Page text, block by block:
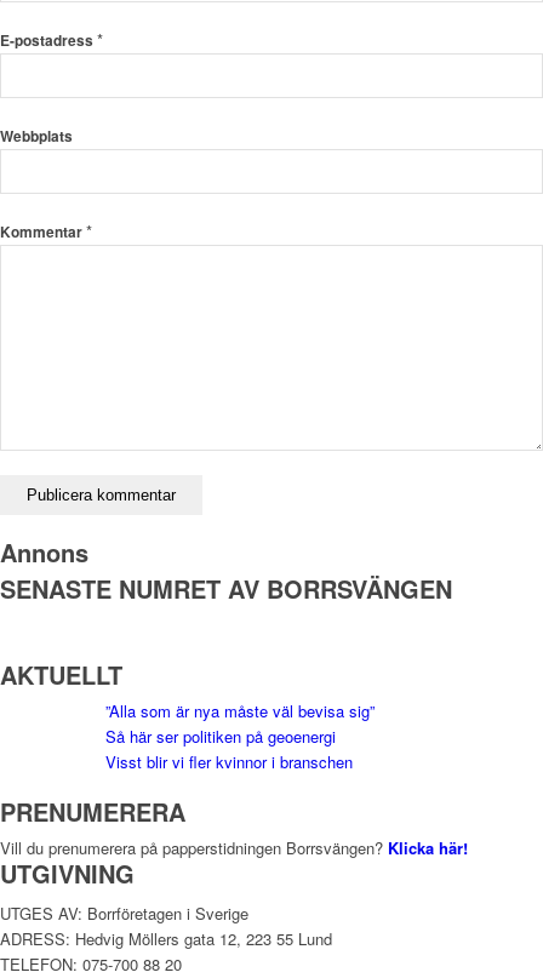
E-postadress *
Webbplats
Kommentar*
Annons
SENASTE NUMRET AV BORRSVÄNGEN
AKTUELLT
”Alla som är nya måste väl bevisa sig”
Så här ser politiken på geoenergi
Visst blir vi fler kvinnor i branschen
PRENUMERERA
Vill du prenumerera på papperstidningen Borrsvängen? Klicka här!
UTGIVNING
UTGES AV: Borrföretagen i Sverige
ADRESS: Hedvig Möllers gata 12, 223 55 Lund
TELEFON: 075-700 88 20